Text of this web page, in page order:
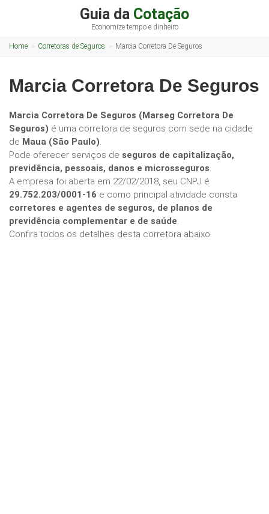
Guia da Cotação
Economize tempo e dinheiro
Home Corretoras de Seguros Marcia Corretora De Seguros
Marcia Corretora De Seguros
Marcia Corretora De Seguros (Marseg Corretora De
Seguros) é uma corretora de seguros com sede na cidade
de Maua (São Paulo).
Pode oferecer serviços de seguros de capitalização,
previdência, pessoais, danos e microsseguros.
A empresa foi aberta em 22/02/2018, seu CNPJ é
29.752.203/0001-16 e como principal atividade consta
corretores e agentes de seguros, de planos de
previdência complementar e de saúde.
Confira todos os detalhes desta corretora abaixo.